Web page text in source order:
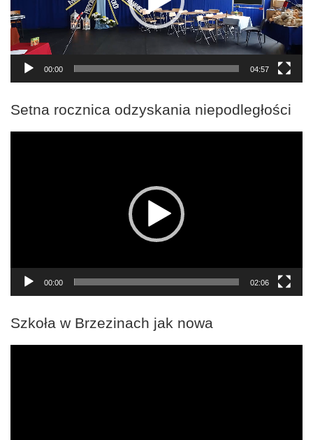
00:00 04:57
Setna rocznica odzyskania niepodległości
00:00 02:06
Szkoła w Brzezinach jak nowa